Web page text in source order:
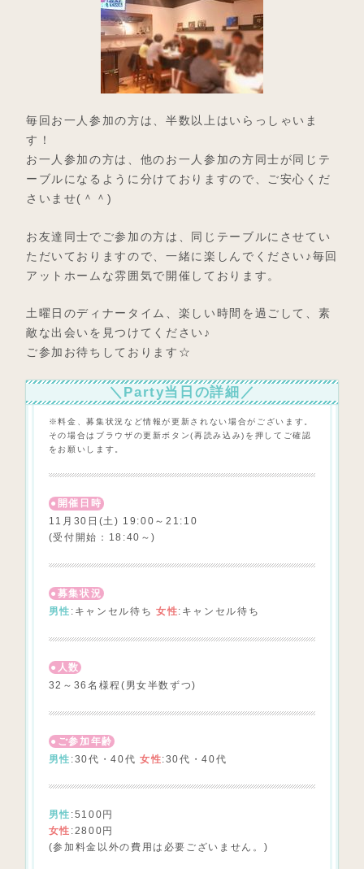
毎回お一人参加の方は、半数以上はいらっしゃいま
す！
お一人参加の方は、他のお一人参加の方同士が同じテ
ーブルになるように分けておりますので、ご安心くだ
さいませ(＾＾)
お友達同士でご参加の方は、同じテーブルにさせてい
ただいておりますので、一緒に楽しんでください♪毎回
アットホームな雰囲気で開催しております。
土曜日のディナータイム、楽しい時間を過ごして、素
敵な出会いを見つけてください♪
ご参加お待ちしております☆
＼Party当日の詳細／
※料金、募集状況など情報が更新されない場合がございます。
その場合はブラウザの更新ボタン(再読み込み)を押してご確認
をお願いします。
開催日時
11月30日(土) 19:00～21:10
(受付開始：18:40～)
募集状況
男性 :キャンセル待ち 女性:キャンセル待ち
人数
32～36名様程(男女半数ずつ)
ご参加年齢
男性 :30代・40代 女性:30代・40代
男性 :5100円
女性 :2800円
(参加料金以外の費用は必要ございません。)